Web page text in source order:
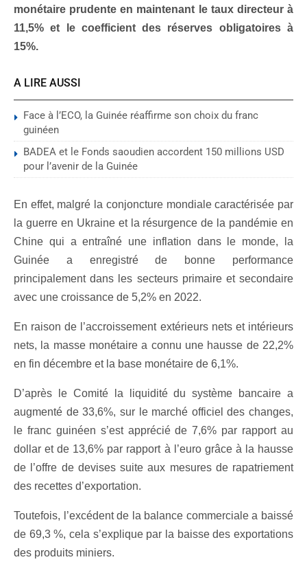
monétaire prudente en maintenant le taux directeur à
11,5% et le coefficient des réserves obligatoires à
15%.
A LIRE AUSSI
Face à l’ECO, la Guinée réaffirme son choix du franc
guinéen
BADEA et le Fonds saoudien accordent 150 millions USD
pour l’avenir de la Guinée
En effet, malgré la conjoncture mondiale caractérisée par
la guerre en Ukraine et la résurgence de la pandémie en
Chine qui a entraîné une inflation dans le monde, la
Guinée a enregistré de bonne performance
principalement dans les secteurs primaire et secondaire
avec une croissance de 5,2% en 2022.
En raison de l’accroissement extérieurs nets et intérieurs
nets, la masse monétaire a connu une hausse de 22,2%
en fin décembre et la base monétaire de 6,1%.
D’après le Comité la liquidité du système bancaire a
augmenté de 33,6%, sur le marché officiel des changes,
le franc guinéen s’est apprécié de 7,6% par rapport au
dollar et de 13,6% par rapport à l’euro grâce à la hausse
de l’offre de devises suite aux mesures de rapatriement
des recettes d’exportation.
Toutefois, l’excédent de la balance commerciale a baissé
de 69,3 %, cela s’explique par la baisse des exportations
des produits miniers.